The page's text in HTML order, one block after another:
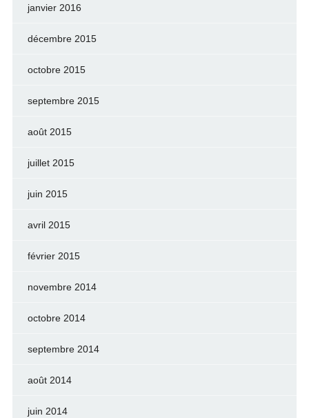
janvier 2016
décembre 2015
octobre 2015
septembre 2015
août 2015
juillet 2015
juin 2015
avril 2015
février 2015
novembre 2014
octobre 2014
septembre 2014
août 2014
juin 2014